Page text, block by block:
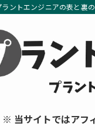
ントエンジニアの表と裏の
※ 当サイトではアフ